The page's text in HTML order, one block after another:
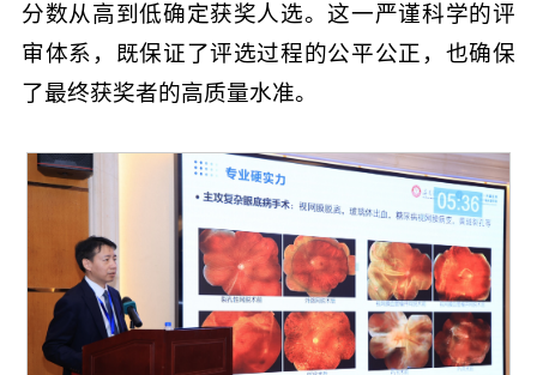
分数从高到低确定获奖人选。这一严谨科学的评
审体系，既保证了评选过程的公平公正，也确保
了最终获奖者的高质量水准。